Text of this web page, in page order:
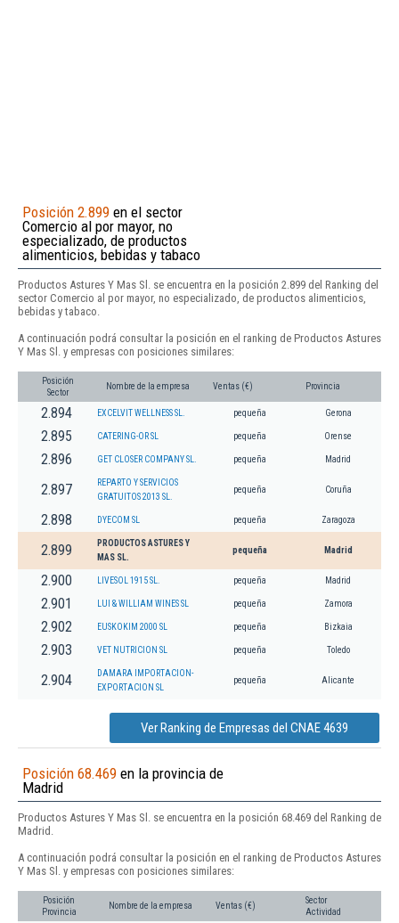
Posición 2.899 en el sector
Comercio al por mayor, no
especializado, de productos
alimenticios, bebidas y tabaco
Productos Astures Y Mas Sl. se encuentra en la posición 2.899 del Ranking del
sector Comercio al por mayor, no especializado, de productos alimenticios,
bebidas y tabaco.
A continuación podrá consultar la posición en el ranking de Productos Astures
Y Mas Sl. y empresas con posiciones similares:
Posición
Sector
Nombre de la empresa Ventas (€) Provincia
2.894 EXCELVIT WELLNESS SL. pequeña Gerona
2.895 CATERING-OR SL pequeña Orense
2.896 GET CLOSER COMPANY SL. pequeña Madrid
2.897
REPARTO Y SERVICIOS
GRATUITOS 2013 SL.
pequeña Coruña
2.898 DYECOM SL pequeña Zaragoza
2.899
PRODUCTOS ASTURES Y
MAS SL.
pequeña Madrid
2.900 LIVESOL 1915 SL. pequeña Madrid
2.901 LUI & WILLIAM WINES SL pequeña Zamora
2.902 EUSKOKIM 2000 SL pequeña Bizkaia
2.903 VET NUTRICION SL pequeña Toledo
2.904
DAMARA IMPORTACION-
EXPORTACION SL
pequeña Alicante
Ver Ranking de Empresas del CNAE 4639
Posición 68.469 en la provincia de
Madrid
Productos Astures Y Mas Sl. se encuentra en la posición 68.469 del Ranking de
Madrid.
A continuación podrá consultar la posición en el ranking de Productos Astures
Y Mas Sl. y empresas con posiciones similares:
Posición
Provincia
Nombre de la empresa Ventas (€)
Sector
Actividad